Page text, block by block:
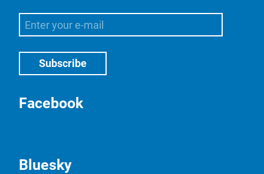
Facebook
Bluesky